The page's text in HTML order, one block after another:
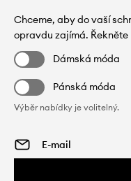
Chceme, aby do vaší
opravdu zajímá.
Dámská móda
Pánská móda
Výběr nabídky je volitelný.